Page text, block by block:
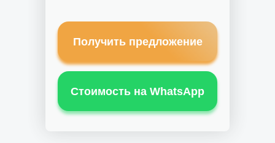
Получить предложение
Стоимость на WhatsApp